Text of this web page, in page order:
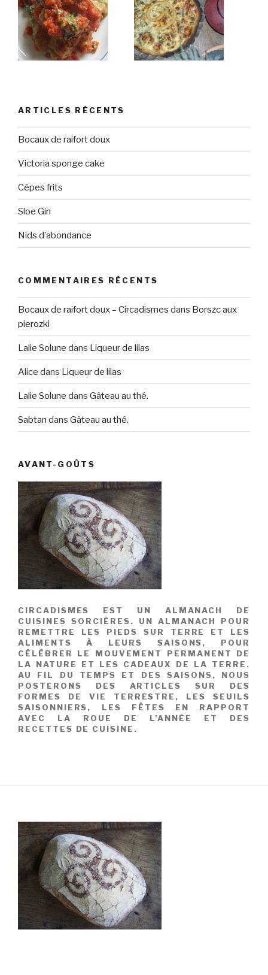
ARTICLES RÉCENTS
Bocaux de raifort doux
Victoria sponge cake
Cèpes frits
Sloe Gin
Nids d’abondance
COMMENTAIRES RÉCENTS
Bocaux de raifort doux – Circadismes dans Borszc aux
pierozki
Lalie Solune dans Liqueur de lilas
Alice dans Liqueur de lilas
Lalie Solune dans Gâteau au thé.
Sabtan dans Gâteau au thé.
AVANT-GOÛTS
CIRCADISMES EST UN ALMANACH DE
CUISINES SORCIÈRES. UN ALMANACH POUR
REMETTRE LES PIEDS SUR TERRE ET LES
ALIMENTS À LEURS SAISONS, POUR
CÉLÉBRER LE MOUVEMENT PERMANENT DE
LA NATURE ET LES CADEAUX DE LA TERRE.
AU FIL DU TEMPS ET DES SAISONS, NOUS
POSTERONS DES ARTICLES SUR DES
FORMES DE VIE TERRESTRE, LES SEUILS
SAISONNIERS, LES FÊTES EN RAPPORT
AVEC LA ROUE DE L’ANNÉE ET DES
RECETTES DE CUISINE.